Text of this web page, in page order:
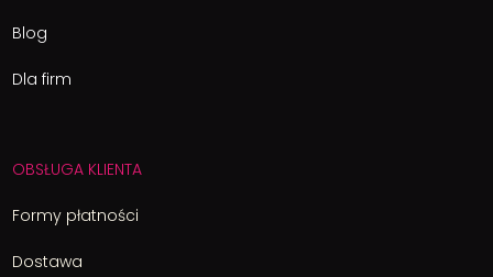
Blog
Dla firm
OBSŁUGA KLIENTA
Formy płatności
Dostawa